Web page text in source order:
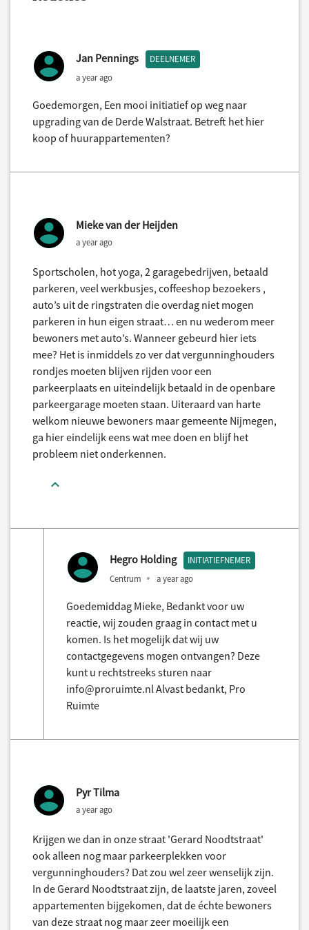
Jan Pennings DEELNEMER
a year ago
Goedemorgen, Een mooi initiatief op weg naar
upgrading van de Derde Walstraat. Betreft het hier
koop of huurappartementen?
Mieke van der Heijden
a year ago
Sportscholen, hot yoga, 2 garagebedrijven, betaald
parkeren, veel werkbusjes, coffeeshop bezoekers ,
auto’s uit de ringstraten die overdag niet mogen
parkeren in hun eigen straat… en nu wederom meer
bewoners met auto’s. Wanneer gebeurd hier iets
mee? Het is inmiddels zo ver dat vergunninghouders
rondjes moeten blijven rijden voor een
parkeerplaats en uiteindelijk betaald in de openbare
parkeergarage moeten staan. Uiteraard van harte
welkom nieuwe bewoners maar gemeente Nijmegen,
ga hier eindelijk eens wat mee doen en blijf het
probleem niet onderkennen.
Hegro Holding INITIATIEFNEMER
Centrum a year ago
Goedemiddag Mieke, Bedankt voor uw
reactie, wij zouden graag in contact met u
komen. Is het mogelijk dat wij uw
contactgegevens mogen ontvangen? Deze
kunt u rechtstreeks sturen naar
info@proruimte.nl Alvast bedankt, Pro
Ruimte
Pyr Tilma
a year ago
Krijgen we dan in onze straat 'Gerard Noodtstraat'
ook alleen nog maar parkeerplekken voor
vergunninghouders? Dat zou wel zeer wenselijk zijn.
In de Gerard Noodtstraat zijn, de laatste jaren, zoveel
appartementen bijgekomen, dat de échte bewoners
van deze straat nog maar zeer moeilijk een